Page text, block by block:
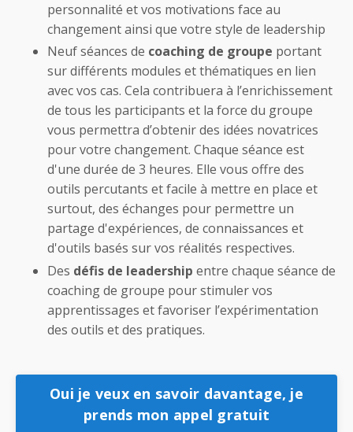
personnalité et vos motivations face au
changement ainsi que votre style de leadership
Neuf séances de coaching de groupe portant
sur différents modules et thématiques en lien
avec vos cas. Cela contribuera à l’enrichissement
de tous les participants et la force du groupe
vous permettra d’obtenir des idées novatrices
pour votre changement. Chaque séance est
d'une durée de 3 heures. Elle vous offre des
outils percutants et facile à mettre en place et
surtout, des échanges pour permettre un
partage d'expériences, de connaissances et
d'outils basés sur vos réalités respectives.
Des défis de leadership entre chaque séance de
coaching de groupe pour stimuler vos
apprentissages et favoriser l’expérimentation
des outils et des pratiques.
Oui je veux en savoir davantage, je
prends mon appel gratuit